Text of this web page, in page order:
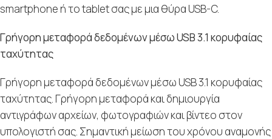
smartphone ή το tablet σας με μια θύρα USB-C.
Γρήγορη μεταφορά δεδομένων μέσω USB 3.1 κορυφαίας
ταχύτητας
Γρήγορη μεταφορά δεδομένων μέσω USB 3.1 κορυφαίας
ταχύτητας. Γρήγορη μεταφορά και δημιουργία
αντιγράφων αρχείων, φωτογραφιών και βίντεο στον
υπολογιστή σας. Σημαντική μείωση του χρόνου αναμονής